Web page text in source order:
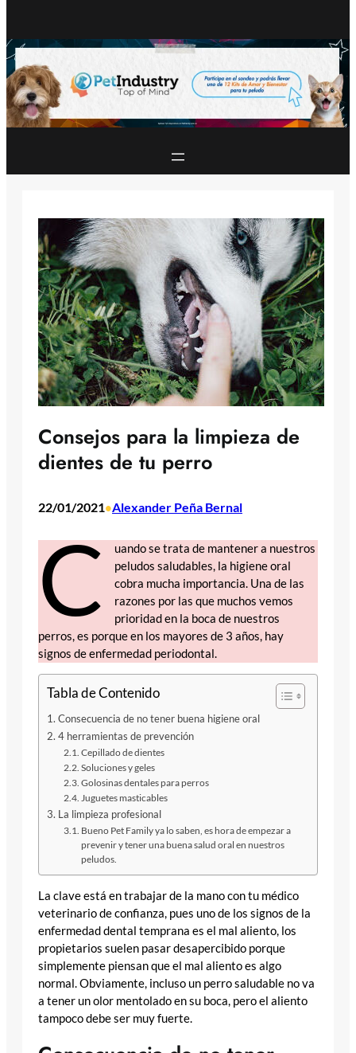
Consejos para la limpieza de
dientes de tu perro
22/01/2021•Alexander Peña Bernal
C
uando se trata de mantener a nuestros
peludos saludables, la higiene oral
cobra mucha importancia. Una de las
razones por las que muchos vemos
prioridad en la boca de nuestros
perros, es porque en los mayores de 3 años, hay
signos de enfermedad periodontal.
Tabla de Contenido
Consecuencia de no tener buena higiene oral
4 herramientas de prevención
Cepillado de dientes
Soluciones y geles
Golosinas dentales para perros
Juguetes masticables
La limpieza profesional
Bueno Pet Family ya lo saben, es hora de empezar a
prevenir y tener una buena salud oral en nuestros
peludos.
La clave está en trabajar de la mano con tu médico
veterinario de confianza, pues uno de los signos de la
enfermedad dental temprana es el mal aliento, los
propietarios suelen pasar desapercibido porque
simplemente piensan que el mal aliento es algo
normal. Obviamente, incluso un perro saludable no va
a tener un olor mentolado en su boca, pero el aliento
tampoco debe ser muy fuerte.